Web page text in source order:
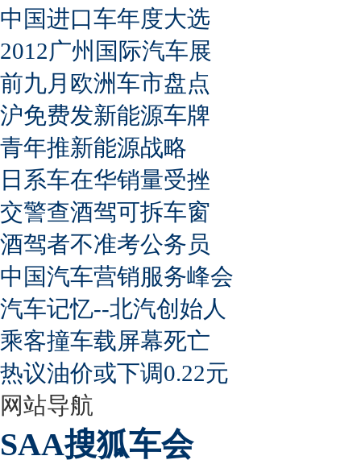
中国进口车年度大选
2012广州国际汽车展
前九月欧洲车市盘点
沪免费发新能源车牌
青年推新能源战略
日系车在华销量受挫
交警查酒驾可拆车窗
酒驾者不准考公务员
中国汽车营销服务峰会
汽车记忆--北汽创始人
乘客撞车载屏幕死亡
热议油价或下调0.22元
网站导航
SAA搜狐车会